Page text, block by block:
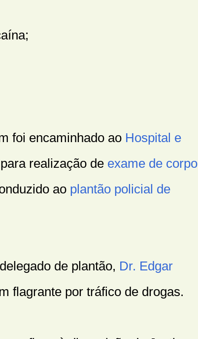
foi encaminhado ao Hospital e
para realização de exame de corpo
ao plantão policial de
de plantão, Dr. Edgar
flagrante por tráfico de drogas.